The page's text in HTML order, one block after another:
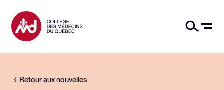
Retour aux nouvelles